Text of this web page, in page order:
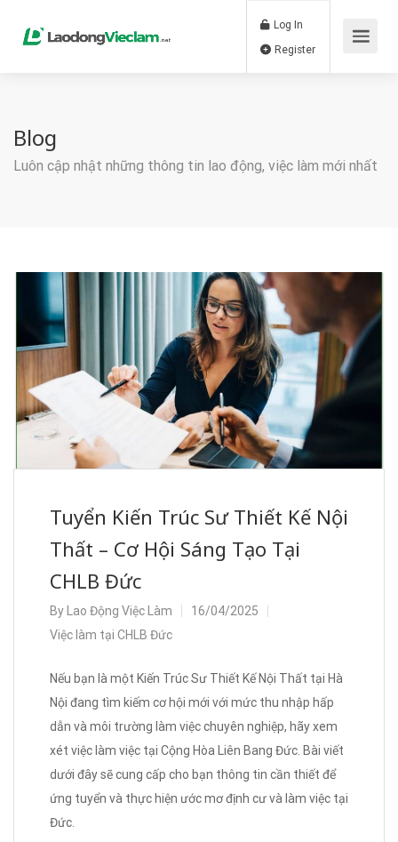
Log In
Blog
Luôn cập nhật những thông tin lao động, việc làm mới nhất
Tuyển Kiến Trúc Sư Thiết Kế Nội
Thất – Cơ Hội Sáng Tạo Tại
CHLB Đức
By Lao Động Việc Làm
16/04/2025
Việc làm tại CHLB Đức
Nếu bạn là một Kiến Trúc Sư Thiết Kế Nội Thất tại Hà
Nội đang tìm kiếm cơ hội mới với mức thu nhập hấp
dẫn và môi trường làm việc chuyên nghiệp, hãy xem
xét việc làm việc tại Cộng Hòa Liên Bang Đức. Bài viết
dưới đây sẽ cung cấp cho bạn thông tin cần thiết để
ứng tuyển và thực hiện ước mơ định cư và làm việc tại
Đức.